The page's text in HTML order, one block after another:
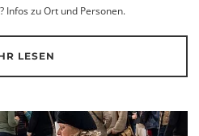
Infos zu Ort und Personen.
LESEN